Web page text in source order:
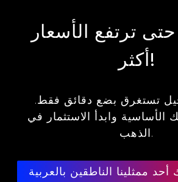
حتى ترتفع الأسعار
أكثر!
تستغرق بضع دقائق فقط.
الأساسية وابدأ الاستثمار في
الذهب.
ممثلينا الناطقين بالعربية